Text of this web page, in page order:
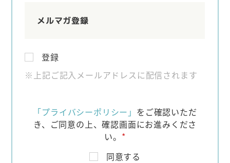
メルマガ登録
登録
※上記ご記入メールアドレスに配信されます
「プライバシーポリシー」 をご確認いただ
き、 ご同意の上、確認画面にお進みくださ
い。 *
同意する